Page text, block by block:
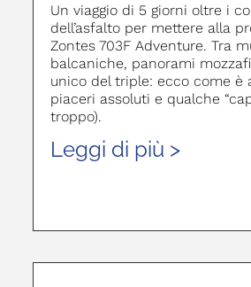
Un viaggio di 5 giorni oltre i
dell’asfalto per mettere alla
Zontes 703F Adventure. Tra
balcaniche, panorami
unico del triple: ecco come è
piaceri assoluti e qualche
troppo).
Leggi di più >